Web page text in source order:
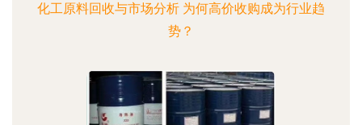
化工原料回收与市场分析 为何高价收购成为行业趋
势？